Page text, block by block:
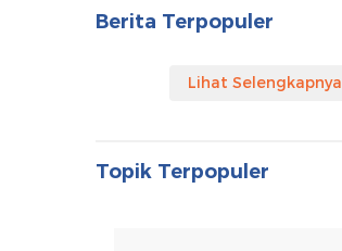
Berita Terpopuler
Lihat Selengkapnya
Topik Terpopuler